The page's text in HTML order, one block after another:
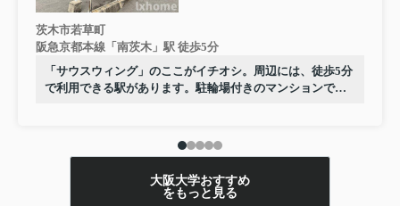
茨木市若草町
阪急京都本線「南茨木」駅 徒歩5分
「サウスウィング」のここがイチオシ。周辺には、徒歩5分
で利用できる駅があります。駐輪場付きのマンションで
えなら、お部屋探しは当社にお任せ下さい。当社でなら素
敵なお部屋がきっと見つかります。
大阪大学おすすめ
をもっと見る